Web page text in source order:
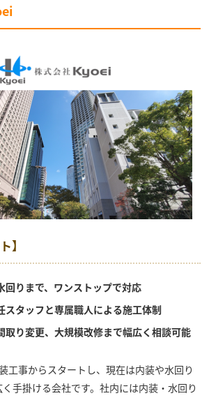
】
回りまで、ワンストップで対応
スタッフと専属職人による施工体制
取り変更、大規模改修まで幅広く相談可能
工事からスタートし、現在は内装や水回り
手掛ける会社です。社内には内装・水回り